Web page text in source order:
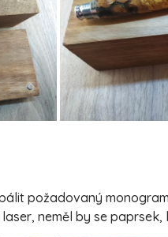
požadovaný
neměl by se